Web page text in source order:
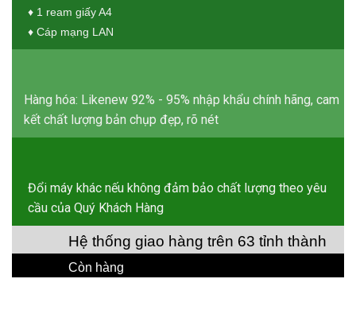
♦ 1 ream giấy A4
♦ Cáp mạng LAN
Hàng hóa: Likenew 92% - 95% nhập khẩu chính hãng, cam
kết chất lượng bản chụp đẹp, rõ nét
Đổi máy khác nếu không đảm bảo chất lượng theo yêu
cầu của Quý Khách Hàng
Hệ thống giao hàng trên 63 tỉnh thành
Còn hàng